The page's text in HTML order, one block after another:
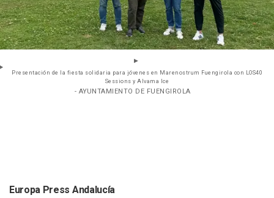
Presentación de la fiesta solidaria para jóvenes en Marenostrum Fuengirola con LOS40
Sessions y Alvama Ice
- AYUNTAMIENTO DE FUENGIROLA
Europa Press Andalucía